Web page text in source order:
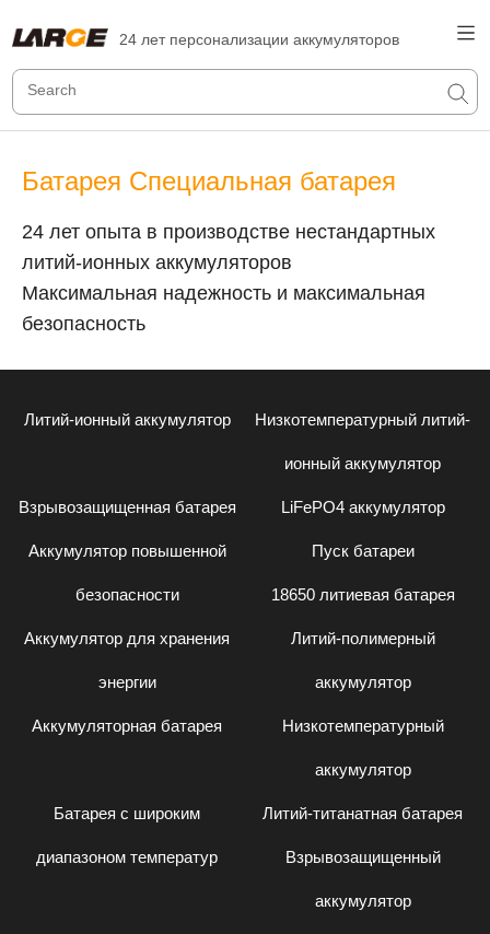
24 лет персонализации аккумуляторов
Батарея Специальная батарея
24 лет опыта в производстве нестандартных
литий-ионных аккумуляторов
Максимальная надежность и максимальная
безопасность
Литий-ионный аккумулятор Низкотемпературный литий-
ионный аккумулятор
Взрывозащищенная батарея LiFePO4 аккумулятор
Аккумулятор повышенной
безопасности
Пуск батареи
18650 литиевая батарея
Аккумулятор для хранения
энергии
Литий-полимерный
аккумулятор
Аккумуляторная батарея Низкотемпературный
аккумулятор
Батарея с широким
диапазоном температур
Литий-титанатная батарея
Взрывозащищенный
аккумулятор